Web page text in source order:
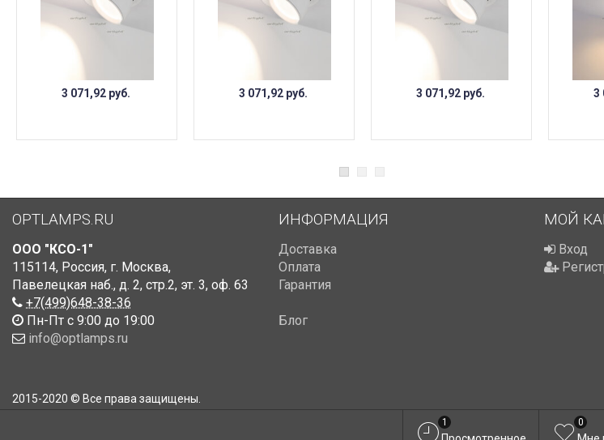
3 071,92 руб. 3 071,92 руб. 3 071,92 руб. 3
OPTLAMPS.RU
ООО "КСО-1"
115114, Россия, г. Москва,
Павелецкая наб., д. 2, стр.2, эт. 3, оф. 63
+7(499)648-38-36
Пн-Пт с 9:00 до 19:00
info@optlamps.ru
ИНФОРМАЦИЯ
Доставка
Оплата
Гарантия
Блог
МОЙ
Вход
2015-2020 © Все права защищены.
1 0